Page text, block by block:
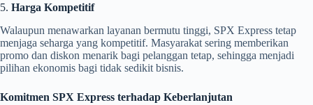
5. Harga Kompetitif
Walaupun menawarkan layanan bermutu tinggi, SPX Express tetap
menjaga seharga yang kompetitif. Masyarakat sering memberikan
promo dan diskon menarik bagi pelanggan tetap, sehingga menjadi
pilihan ekonomis bagi tidak sedikit bisnis.
Komitmen SPX Express terhadap Keberlanjutan